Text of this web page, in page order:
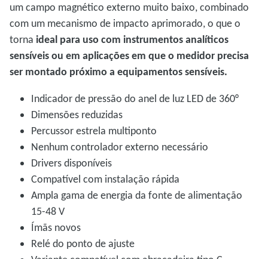
um campo magnético externo muito baixo, combinado
com um mecanismo de impacto aprimorado, o que o
torna ideal para uso com instrumentos analíticos
sensíveis ou em aplicações em que o medidor precisa
ser montado próximo a equipamentos sensíveis.
Indicador de pressão do anel de luz LED de 360°
Dimensões reduzidas
Percussor estrela multiponto
Nenhum controlador externo necessário
Drivers disponíveis
Compatível com instalação rápida
Ampla gama de energia da fonte de alimentação
15-48 V
Ímãs novos
Relé do ponto de ajuste